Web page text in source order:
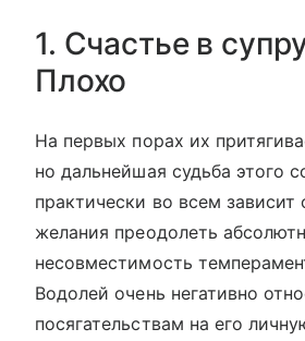
1. Счастье в
Плохо
На первых порах их
но дальнейшая судьба этого
практически во всем зависит
желания преодолеть
несовместимость
Водолей очень негативно
посягательствам на его